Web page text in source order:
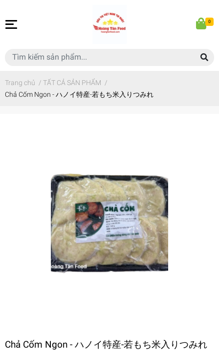
0
Trang chủ / TẤT CẢ SẢN PHẨM /
Chả Cốm Ngon - ハノイ特産-若もち米入りつみれ
Chả Cốm Ngon - ハノイ特産-若もち米入りつみれ